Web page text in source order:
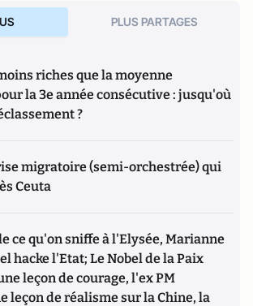
PLUS PARTAGES
riches que la moyenne
la 3e année consécutive : jusqu'où
?
migratoire (semi-orchestrée) qui
Ceuta
ce qu'on sniffe à l'Elysée, Marianne
hacke l'Etat; Le Nobel de la Paix
leçon de courage, l'ex PM
leçon de réalisme sur la Chine, la